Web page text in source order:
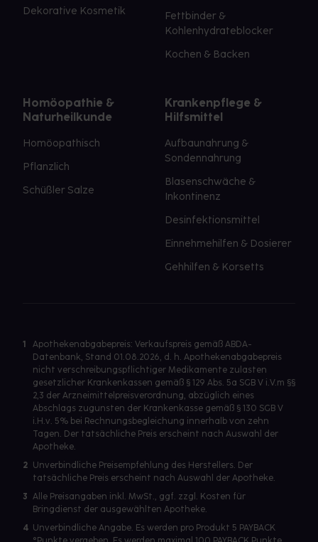
Dekorative Kosmetik
Fettbinder &
Kohlenhydrateblocker
Kochen & Backen
Homöopathie &
Naturheilkunde
Homöopathisch
Pflanzlich
Schüßler Salze
Krankenpflege &
Hilfsmittel
Aufbaunahrung &
Sondennahrung
Blasenschwäche &
Inkontinenz
Desinfektionsmittel
Einnehmehilfen & Dosierer
Gehhilfen & Korsetts
1
Apothekenabgabepreis: Verkaufspreis gemäß ABDA-
Datenbank, Stand 01.08.2026, d. h. Apothekenabgabepreis
nicht verschreibungspflichtiger Medikamente zulasten
gesetzlicher Krankenkassen gemäß § 129 Abs. 5a SGB V i.V.m §§
2,3 der Arzneimittelpreisverordnung, abzüglich eines
Abschlags zugunsten der Krankenkasse gemäß § 130 SGB V
i.H.v. 5% bei Rechnungsbegleichung innerhalb von zehn
Tagen. Der tatsächliche Preis erscheint nach Auswahl der
Apotheke.
2 Unverbindliche Preisempfehlung des Herstellers. Der
tatsächliche Preis erscheint nach Auswahl der Apotheke.
3 Alle Preisangaben inkl. MwSt., ggf. zzgl. Kosten für
Bringdienst der ausgewählten Apotheke.
4 Unverbindliche Angabe. Es werden pro Produkt 5 PAYBACK